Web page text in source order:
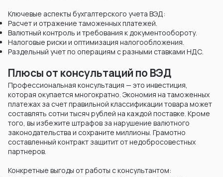
Ключевые аспекты бухгалтерского учета ВЭД:
Расчет и отражение таможенных платежей.
Валютный контроль и требования к документообороту.
Налоговые риски и оптимизация налогообложения.
Раздельный учет по операциям с разными ставками НДС.
Плюсы от консультаций по ВЭД
Профессиональная консультация — это инвестиция,
которая окупается многократно. Экономия на таможенных
платежах за счет правильной классификации товара может
составлять сотни тысяч рублей на каждой поставке. Кроме
того, вы избежите штрафов за нарушение валютного
законодательства и сохраните миллионы. Грамотно
составленный контракт защитит от недобросовестных
партнеров.
Конкретные выгоды от работы с консультантом: